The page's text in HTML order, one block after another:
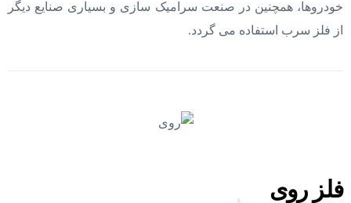
خودروها، همچنین در صنعت سرامیک سازی و بسیاری صنایع دیگر
از فلز سرب استفاده می گردد.
فلز روی